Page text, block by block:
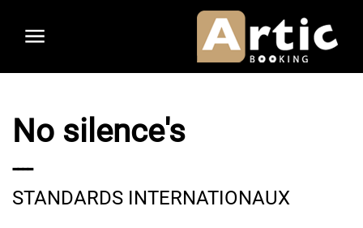
principal
No silence's
----
STANDARDS INTERNATIONAUX